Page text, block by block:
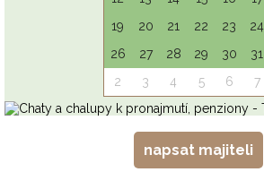
napsat majiteli